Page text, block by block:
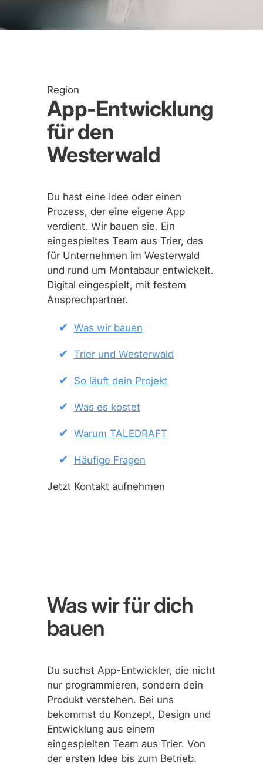
Region
App-Entwicklung
für den
Westerwald
Du hast eine Idee oder einen
Prozess, der eine eigene App
verdient. Wir bauen sie. Ein
eingespieltes Team aus Trier, das
für Unternehmen im Westerwald
und rund um Montabaur entwickelt.
Digital eingespielt, mit festem
Ansprechpartner.
Was wir bauen
Trier und Westerwald
So läuft dein Projekt
Was es kostet
Warum TALEDRAFT
Häufige Fragen
Jetzt Kontakt aufnehmen
Was wir für dich
bauen
Du suchst App-Entwickler, die nicht
nur programmieren, sondern dein
Produkt verstehen. Bei uns
bekommst du Konzept, Design und
Entwicklung aus einem
eingespielten Team aus Trier. Von
der ersten Idee bis zum Betrieb.